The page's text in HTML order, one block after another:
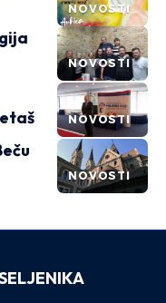
NOVOSTI
NOVOSTI
NOVOSTI
NOVOSTI